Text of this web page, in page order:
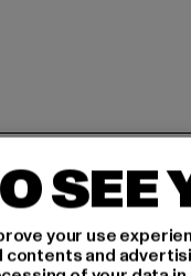
SEE
your use
and